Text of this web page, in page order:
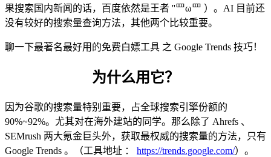
果搜索国内新闻的话，百度依然是王者 ''罒ω罒 ）。AI 目前还
没有较好的搜索量查询方法，其他两个比较重要。
聊一下最著名最好用的免费白嫖工具 之 Google Trends 技巧！
为什么用它？
因为谷歌的搜索量特别重要，占全球搜索引擎份额的
90%~92%。尤其对在海外建站的同学。那么除了 Ahrefs 、
SEMrush 两大氪金巨头外，获取最权威的搜索量的方法，只有
Google Trends 。（工具地址 ： https://trends.google.com/）。